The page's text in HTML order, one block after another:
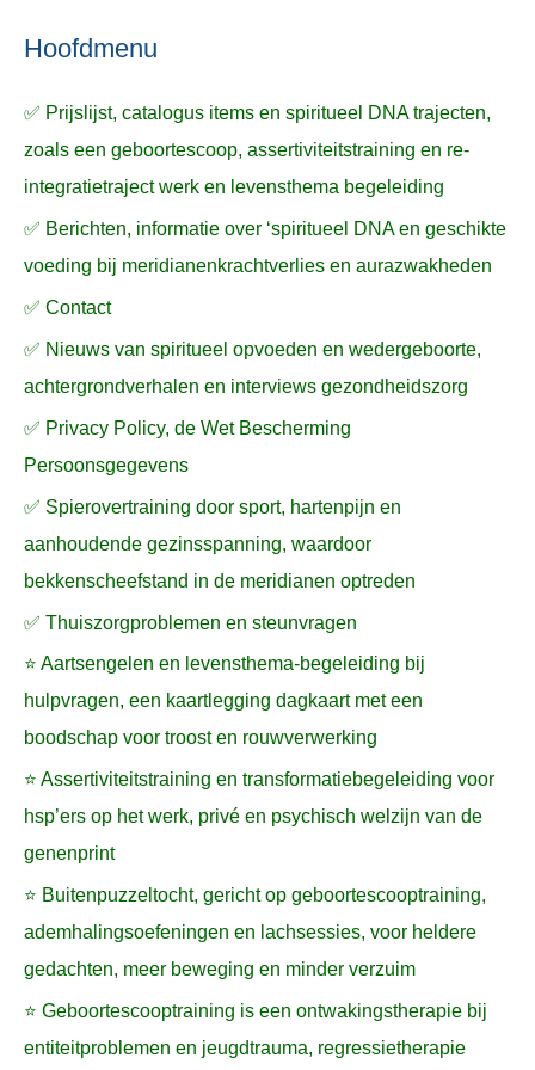
na
r
:
Hoofdmenu
✅ Prijslijst, catalogus items en spiritueel DNA trajecten,
zoals een geboortescoop, assertiviteitstraining en re-
integratietraject werk en levensthema begeleiding
✅ Berichten, informatie over ‘spiritueel DNA en geschikte
voeding bij meridianenkrachtverlies en aurazwakheden
✅ Contact
✅ Nieuws van spiritueel opvoeden en wedergeboorte,
achtergrondverhalen en interviews gezondheidszorg
✅ Privacy Policy, de Wet Bescherming
Persoonsgegevens
✅ Spierovertraining door sport, hartenpijn en
aanhoudende gezinsspanning, waardoor
bekkenscheefstand in de meridianen optreden
✅ Thuiszorgproblemen en steunvragen
⭐ Aartsengelen en levensthema-begeleiding bij
hulpvragen, een kaartlegging dagkaart met een
boodschap voor troost en rouwverwerking
⭐ Assertiviteitstraining en transformatiebegeleiding voor
hsp’ers op het werk, privé en psychisch welzijn van de
genenprint
⭐ Buitenpuzzeltocht, gericht op geboortescooptraining,
ademhalingsoefeningen en lachsessies, voor heldere
gedachten, meer beweging en minder verzuim
⭐ Geboortescooptraining is een ontwakingstherapie bij
entiteitproblemen en jeugdtrauma, regressietherapie
n